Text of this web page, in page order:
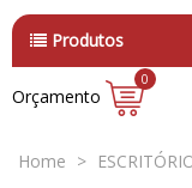
Produtos
Orçamento
0
Home >